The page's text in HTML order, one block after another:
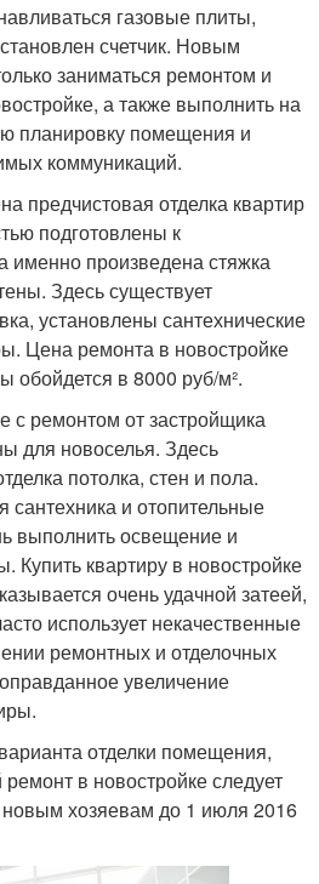
газовые плиты,
счетчик. Новым
заниматься ремонтом и
а также выполнить на
планировку помещения и
коммуникаций.
предчистовая отделка квартир
подготовлены к
именно произведена стяжка
Здесь существует
установлены сантехнические
Цена ремонта в новостройке
обойдется в 8000 руб/м².
с ремонтом от застройщика
для новоселья. Здесь
потолка, стен и пола.
сантехника и отопительные
выполнить освещение и
Купить квартиру в новостройке
очень удачной затеей,
использует некачественные
ремонтных и отделочных
увеличение
отделки помещения,
в новостройке следует
новым хозяевам до 1 июля 2016